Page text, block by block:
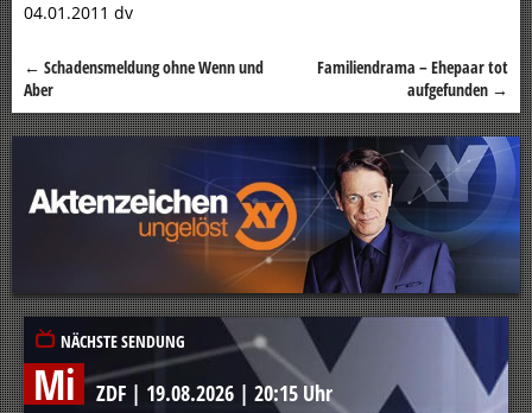
04.01.2011 dv
Beitragsnavigation
← Schadensmeldung ohne Wenn und
Aber
Familiendrama – Ehepaar tot
aufgefunden →
NÄCHSTE SENDUNG
Mi ZDF | 19.08.2026 | 20:15 Uhr